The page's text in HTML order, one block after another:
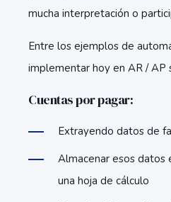
mucha interpretación o
Entre los ejemplos de
implementar hoy en AR / AP
Cuentas por pagar:
Extrayendo datos de
Almacenar esos datos
una hoja de cálculo